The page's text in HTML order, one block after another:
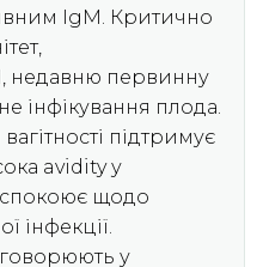
IgM. Критично
недавню первинну
інфікування плода.
підтримує
avidity у
щодо
інфекції.
у